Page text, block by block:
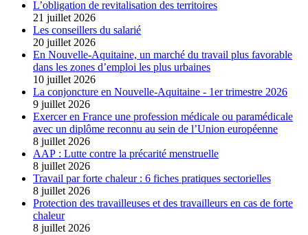
L’obligation de revitalisation des territoires
21 juillet 2026
Les conseillers du salarié
20 juillet 2026
En Nouvelle-Aquitaine, un marché du travail plus favorable
dans les zones d’emploi les plus urbaines
10 juillet 2026
La conjoncture en Nouvelle-Aquitaine - 1er trimestre 2026
9 juillet 2026
Exercer en France une profession médicale ou paramédicale
avec un diplôme reconnu au sein de l’Union européenne
8 juillet 2026
AAP : Lutte contre la précarité menstruelle
8 juillet 2026
Travail par forte chaleur : 6 fiches pratiques sectorielles
8 juillet 2026
Protection des travailleuses et des travailleurs en cas de forte
chaleur
8 juillet 2026